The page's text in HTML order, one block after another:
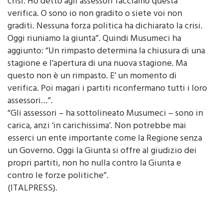
crisi. Ho detto agli assessori facciamo questa
verifica. O sono io non gradito o siete voi non
graditi. Nessuna forza politica ha dichiarato la crisi.
Oggi riuniamo la giunta”. Quindi Musumeci ha
aggiunto: “Un rimpasto determina la chiusura di una
stagione e l’apertura di una nuova stagione. Ma
questo non è un rimpasto. E’ un momento di
verifica. Poi magari i partiti riconfermano tutti i loro
assessori…”.
“Gli assessori – ha sottolineato Musumeci – sono in
carica, anzi ‘in carichissima’. Non potrebbe mai
esserci un ente importante come la Regione senza
un Governo. Oggi la Giunta si offre al giudizio dei
propri partiti, non ho nulla contro la Giunta e
contro le forze politiche”.